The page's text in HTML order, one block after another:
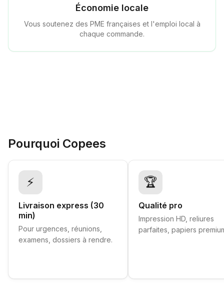
Économie locale
Vous soutenez des PME françaises et l'emploi local à
chaque commande.
Pourquoi Copees
⚡
Livraison express (30
min)
Pour urgences, réunions,
examens, dossiers à rendre.
🏆
Qualité pro
Impression HD, reliures
parfaites, papiers